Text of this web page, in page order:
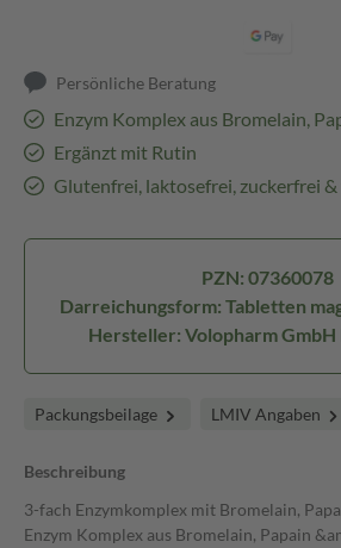
Persönliche Beratung
Enzym Komplex aus Bromelain,
Ergänzt mit Rutin
Glutenfrei, laktosefrei, zuckerfrei
PZN: 07360078
Darreichungsform: Tabletten
Hersteller: Volopharm GmbH
Packungsbeilage LMIV Angaben
Beschreibung
3-fach Enzymkomplex mit Bromelain,
Enzym Komplex aus Bromelain, Papain